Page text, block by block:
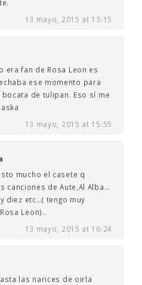
13 mayo, 2015 at 13:15
era fan de Rosa Leon es
ese momento para
bocata de tulipan. Eso sí me
13 mayo, 2015 at 15:55
mucho el casete q
canciones de Aute,Al Alba…
diez etc…( tengo muy
Leon)..
13 mayo, 2015 at 16:24
las narices de oirla